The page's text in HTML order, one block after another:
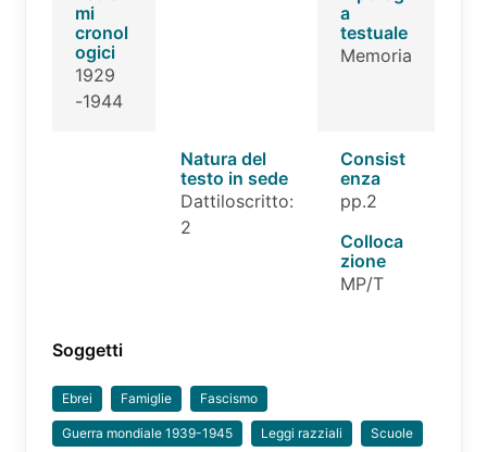
mi
cronol
ogici
1929
-1944
a
testuale
Memoria
Natura del
testo in sede
Dattiloscritto:
2
Consist
enza
pp.2
Colloca
zione
MP/T
Soggetti
Ebrei Famiglie Fascismo
Guerra mondiale 1939-1945 Leggi razziali Scuole